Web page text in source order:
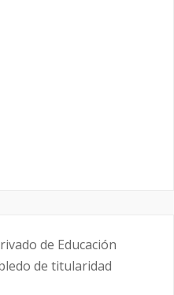
de Educación
de titularidad